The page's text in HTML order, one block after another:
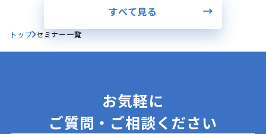
すべて見る
トップ セミナー一覧
お気軽に
ご質問・ご相談ください